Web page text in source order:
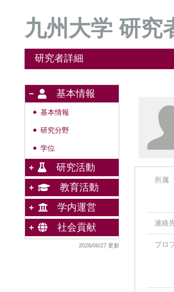
九州大学 研究
研究者詳細
基本情報
◆ 基本情報
◆ 研究分野
◆ 学位
研究活動
教育活動
学内運営
社会貢献
2026/06/27 更新
所属
連絡
プロ